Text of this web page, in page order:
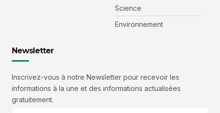
Science
Environnement
Newsletter
Inscrivez-vous à notre Newsletter pour recevoir les
informations à la une et des informations actualisées
gratuitement.